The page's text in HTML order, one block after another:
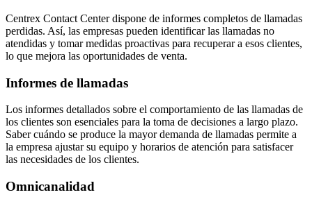
Centrex Contact Center dispone de informes completos de llamadas
perdidas. Así, las empresas pueden identificar las llamadas no
atendidas y tomar medidas proactivas para recuperar a esos clientes,
lo que mejora las oportunidades de venta.
Informes de llamadas
Los informes detallados sobre el comportamiento de las llamadas de
los clientes son esenciales para la toma de decisiones a largo plazo.
Saber cuándo se produce la mayor demanda de llamadas permite a
la empresa ajustar su equipo y horarios de atención para satisfacer
las necesidades de los clientes.
Omnicanalidad